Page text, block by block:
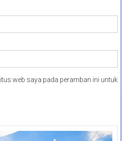
web saya pada peramban ini untuk